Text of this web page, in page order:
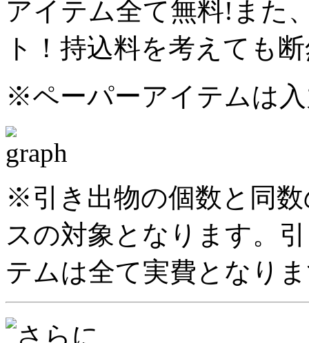
※ペーパーアイテムは
※引き出物の個数と同
スの対象となります。
テムは全て実費となり